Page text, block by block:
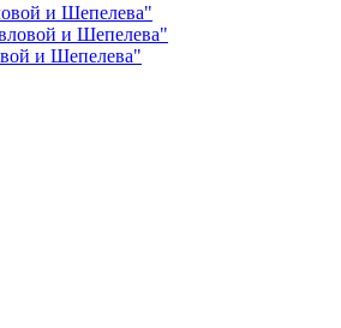
и Шепелева"
и Шепелева"
и Шепелева"